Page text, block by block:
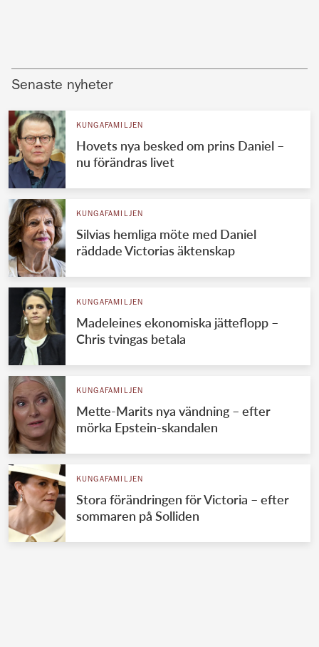
Senaste nyheter
KUNGAFAMILJEN
Hovets nya besked om prins Daniel –
nu förändras livet
KUNGAFAMILJEN
Silvias hemliga möte med Daniel
räddade Victorias äktenskap
KUNGAFAMILJEN
Madeleines ekonomiska jätteflopp –
Chris tvingas betala
KUNGAFAMILJEN
Mette-Marits nya vändning – efter
mörka Epstein-skandalen
KUNGAFAMILJEN
Stora förändringen för Victoria – efter
sommaren på Solliden